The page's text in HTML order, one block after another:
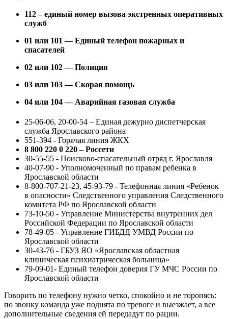
112 – единый номер вызова экстренных оперативных
служб
01 или 101 — Единый телефон пожарных и
спасателей
02 или 102 — Полиция
03 или 103 — Скорая помощь
04 или 104 — Аварийная газовая служба
25-06-06, 20-00-54 – Единая дежурно диспетчерская
служба Ярославского района
551-394 - Горячая линия ЖКХ
8 800 220 0 220 – Россети
30-55-55 - Поисково-спасательный отряд г. Ярославля
40-07-90 - Уполномоченный по правам ребенка в
Ярославской области
8-800-707-21-23, 45-93-79 - Телефонная линия «Ребенок
в опасности» Следственного управления Следственного
комитета РФ по Ярославской области
73-10-50 - Управление Министерства внутренних дел
Российской Федерации по Ярославской области
78-49-05 - Управление ГИБДД УМВД России по
Ярославской области
30-43-76 - ГБУЗ ЯО «Ярославская областная
клиническая психиатрическая больница»
79-09-01- Единый телефон доверия ГУ МЧС России по
Ярославской области
Говорить по телефону нужно четко, спокойно и не торопясь:
по звонку команда уже поднята по тревоге и выезжает, а все
дополнительные сведения ей передадут по рации.